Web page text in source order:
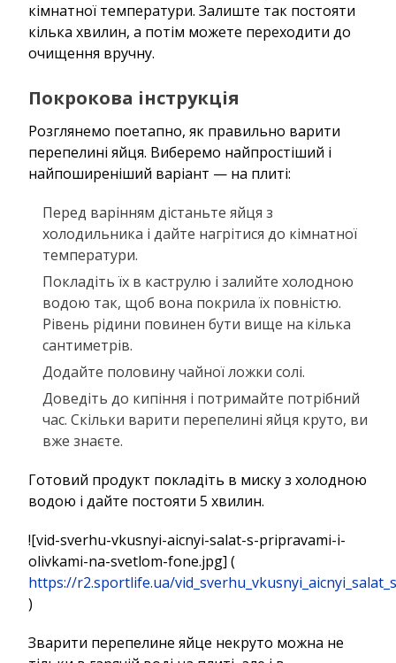
кімнатної температури. Залиште так постояти
кілька хвилин, а потім можете переходити до
очищення вручну.
Покрокова інструкція
Розглянемо поетапно, як правильно варити
перепелині яйця. Виберемо найпростіший і
найпоширеніший варіант — на плиті:
Перед варінням дістаньте яйця з
холодильника і дайте нагрітися до кімнатної
температури.
Покладіть їх в каструлю і залийте холодною
водою так, щоб вона покрила їх повністю.
Рівень рідини повинен бути вище на кілька
сантиметрів.
Додайте половину чайної ложки солі.
Доведіть до кипіння і потримайте потрібний
час. Скільки варити перепелині яйця круто, ви
вже знаєте.
Готовий продукт покладіть в миску з холодною
водою і дайте постояти 5 хвилин.
![vid-sverhu-vkusnyi-aicnyi-salat-s-pripravami-i-
olivkami-na-svetlom-fone.jpg] (
https://r2.sportlife.ua/
)
Зварити перепелине яйце некруто можна не